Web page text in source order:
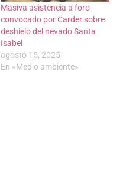
Masiva asistencia a foro
convocado por Carder sobre
deshielo del nevado Santa
Isabel
agosto 15, 2025
En «Medio ambiente»